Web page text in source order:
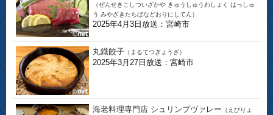
（ぜんせきこしついざかや きゅうしゅうわしょく はっしゅ
う みやざきたちばなどおりにしてん）
2025年4月3日放送：宮崎市
丸鐡餃子 （まるてつぎょうざ）
2025年3月27日放送：宮崎市
海老料理専門店 シュリンプヴァレー （えびりょ